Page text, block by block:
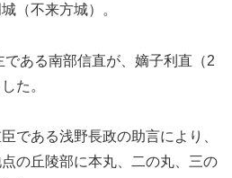
（不来方城）。
ある南部信直が、嫡子利直（2
た。
である浅野長政の助言により、
の丘陵部に本丸、二の丸、三の